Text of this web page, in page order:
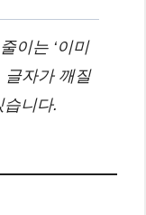
이는 ‘이미
글자가 깨질
니다.